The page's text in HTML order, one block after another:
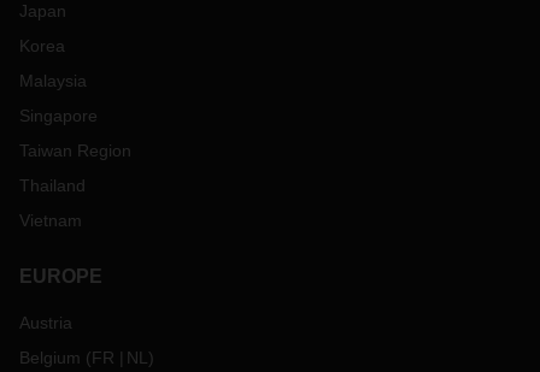
Japan
Korea
Malaysia
Singapore
Taiwan Region
Thailand
Vietnam
EUROPE
Austria
Belgium (FR NL )